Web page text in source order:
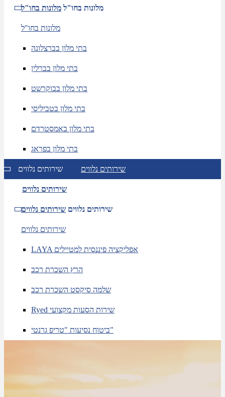
מלונות בחו"ל מלונות בחו"ל
מלונות בחו"ל
בתי מלון בברצלונה
בתי מלון בברלין
בתי מלון בבוקרשט
בתי מלון בטביליסי
בתי מלון באמסטרדם
בתי מלון בפראג
שירותים נלווים שירותים נלווים
שירותים נלווים
שירותים נלווים שירותים נלווים
שירותים נלווים
LAYA אפליקציה פיננסית למטיילים
הרץ השכרת רכב
שלמה סיקסט השכרת רכב
Ryed שירות הסעות מקצועי
ביטוח נסיעות "טריפ גרנטי"